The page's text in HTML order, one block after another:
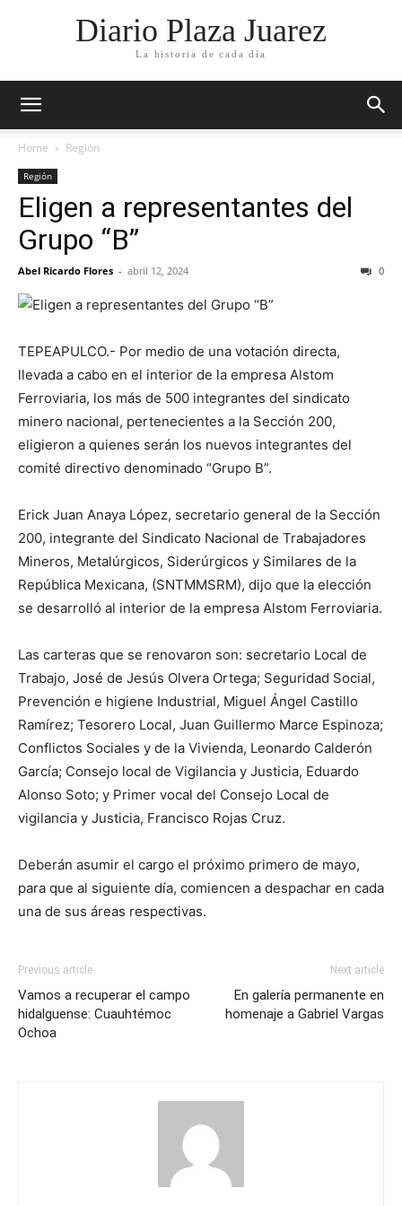
Diario Plaza Juarez
La historia de cada día
Home Región
Región
Eligen a representantes del
Grupo “B”
Abel Ricardo Flores - abril 12, 2024 0
TEPEAPULCO.- Por medio de una votación directa,
llevada a cabo en el interior de la empresa Alstom
Ferroviaria, los más de 500 integrantes del sindicato
minero nacional, pertenecientes a la Sección 200,
eligieron a quienes serán los nuevos integrantes del
comité directivo denominado “Grupo B”.
Erick Juan Anaya López, secretario general de la Sección
200, integrante del Sindicato Nacional de Trabajadores
Mineros, Metalúrgicos, Siderúrgicos y Similares de la
República Mexicana, (SNTMMSRM), dijo que la elección
se desarrolló al interior de la empresa Alstom Ferroviaria.
Las carteras que se renovaron son: secretario Local de
Trabajo, José de Jesús Olvera Ortega; Seguridad Social,
Prevención e higiene Industrial, Miguel Ángel Castillo
Ramírez; Tesorero Local, Juan Guillermo Marce Espinoza;
Conflictos Sociales y de la Vivienda, Leonardo Calderón
García; Consejo local de Vigilancia y Justicia, Eduardo
Alonso Soto; y Primer vocal del Consejo Local de
vigilancia y Justicia, Francisco Rojas Cruz.
Deberán asumir el cargo el próximo primero de mayo,
para que al siguiente día, comiencen a despachar en cada
una de sus áreas respectivas.
Previous article
Vamos a recuperar el campo
hidalguense: Cuauhtémoc
Ochoa
Next article
En galería permanente en
homenaje a Gabriel Vargas